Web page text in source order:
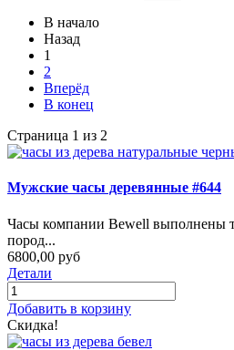
В начало
Назад
1
2
Вперёд
В конец
Страница 1 из 2
Мужские часы деревянные #644
Часы компании Bewell выполнены
пород...
6800,00 руб
Детали
Добавить в корзину
Скидка!